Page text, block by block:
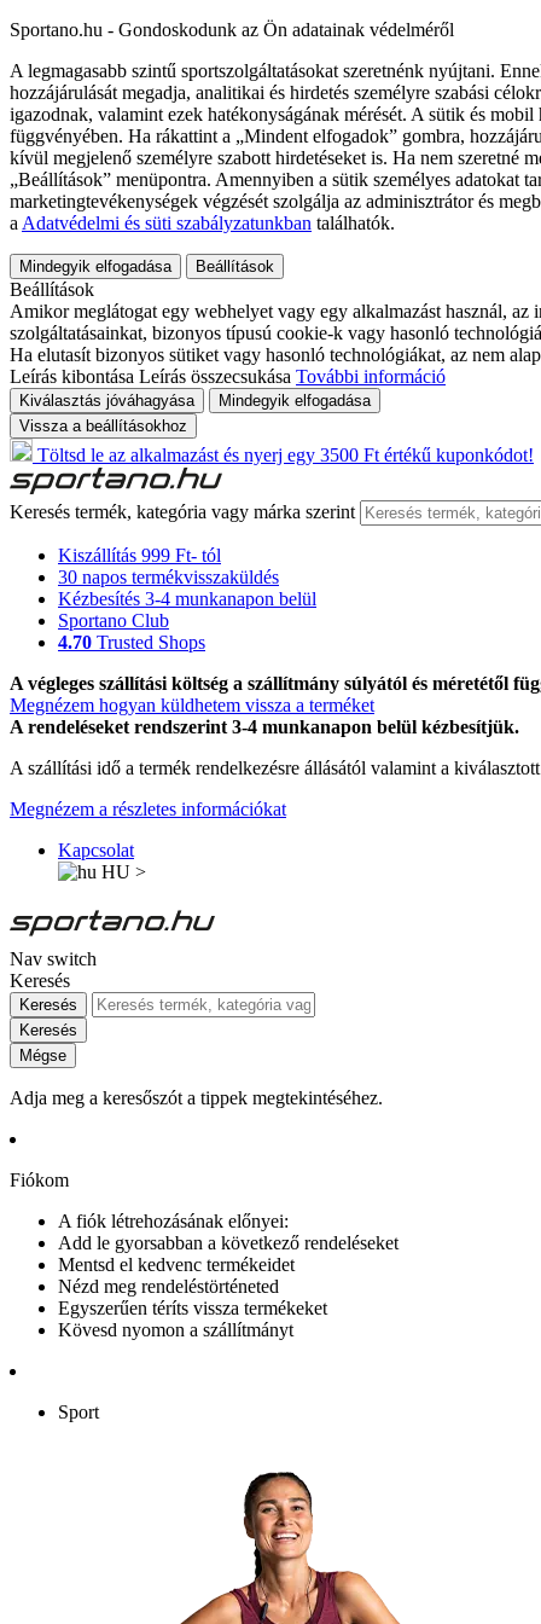
Sportano.hu - Gondoskodunk az Ön adatainak védelméről
A legmagasabb szintű sportszolgáltatásokat szeretnénk nyújtani.
hozzájárulását megadja, analitikai és hirdetés személyre szabási
igazodnak, valamint ezek hatékonyságának mérését. A sütik és
függvényében. Ha rákattint a „Mindent elfogadok” gombra,
kívül megjelenő személyre szabott hirdetéseket is. Ha nem szeretné
„Beállítások” menüpontra. Amennyiben a sütik személyes adatokat
marketingtevékenységek végzését szolgálja az adminisztrátor és
a Adatvédelmi és süti szabályzatunkban találhatók.
Mindegyik elfogadása Beállítások
Beállítások
Amikor meglátogat egy webhelyet vagy egy alkalmazást használ,
szolgáltatásainkat, bizonyos típusú cookie-k vagy hasonló
Ha elutasít bizonyos sütiket vagy hasonló technológiákat, az nem
Leírás kibontása Leírás összecsukása További információ
Kiválasztás jóváhagyása
Mindegyik elfogadása
Vissza a beállításokhoz
Töltsd le az alkalmazást és nyerj egy 3500 Ft értékű kuponkódot!
Keresés termék, kategória vagy márka szerint
Kiszállítás 999 Ft- tól
30 napos termékvisszaküldés
Kézbesítés 3-4 munkanapon belül
Sportano Club
4.70 Trusted Shops
A végleges szállítási költség a szállítmány súlyától és méretétől
Megnézem hogyan küldhetem vissza a terméket
A rendeléseket rendszerint 3-4 munkanapon belül kézbesítjük.
A szállítási idő a termék rendelkezésre állásától valamint a
Megnézem a részletes információkat
Kapcsolat
HU >
Nav switch
Keresés
Keresés
Keresés
Mégse
Adja meg a keresőszót a tippek megtekintéséhez.
Fiókom
A fiók létrehozásának előnyei:
Add le gyorsabban a következő rendeléseket
Mentsd el kedvenc termékeidet
Nézd meg rendeléstörténeted
Egyszerűen téríts vissza termékeket
Kövesd nyomon a szállítmányt
Sport